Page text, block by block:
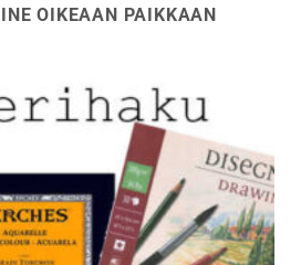
OIKEAAN PAIKKAAN